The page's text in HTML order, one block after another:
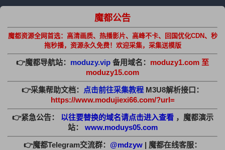
魔都公告
魔都资源全网首选：高清画质、热播影片、高峰不卡、回国优化CDN、秒
拖秒播，资源永久免费！欢迎采集，采集送模版
👉魔都导航站： moduzy.vip 备用域名： moduzy1.com 至
moduzy15.com
👉采集帮助文档： 点击前往采集教程 M3U8解析接口：
https://www.modujiexi66.com/?url=
👉紧急公告： 以往要替换的域名请点击进入查看 ，魔都演示
站：
www.moduys05.com
👉魔都Telegram交流群： @mdzyw | 魔都在线客服：